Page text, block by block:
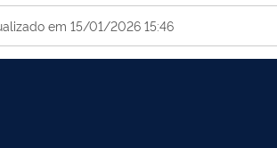
em 15/01/2026 15:46